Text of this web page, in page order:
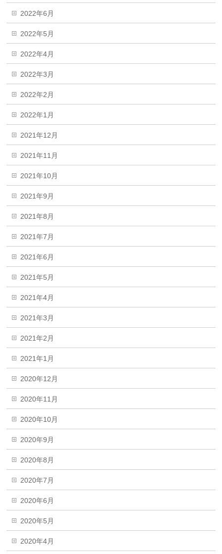
2022年6月
2022年5月
2022年4月
2022年3月
2022年2月
2022年1月
2021年12月
2021年11月
2021年10月
2021年9月
2021年8月
2021年7月
2021年6月
2021年5月
2021年4月
2021年3月
2021年2月
2021年1月
2020年12月
2020年11月
2020年10月
2020年9月
2020年8月
2020年7月
2020年6月
2020年5月
2020年4月